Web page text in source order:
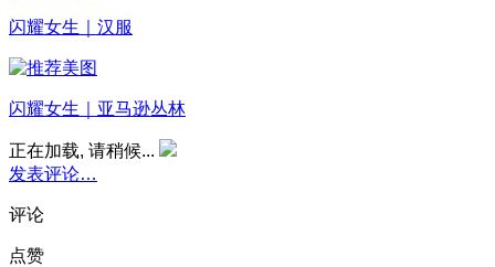
闪耀女生｜汉服
闪耀女生｜亚马逊丛林
正在加载, 请稍候...
发表评论…
评论
点赞